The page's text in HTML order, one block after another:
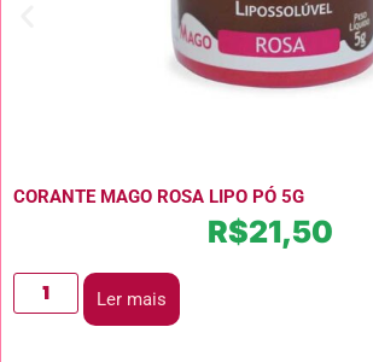
CORANTE MAGO ROSA LIPO PÓ 5G
R$21,50
Ler mais